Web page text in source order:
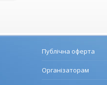
Публічна оферта
Організаторам